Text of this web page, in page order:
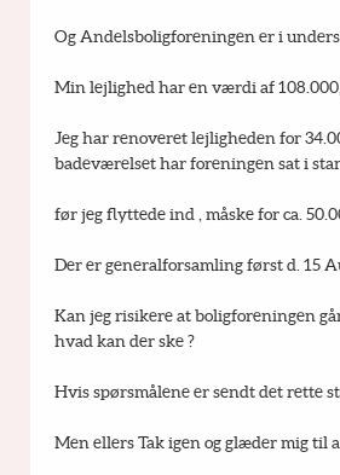
Og Andelsboligforeningen er i
Min lejlighed har en værdi af
Jeg har renoveret lejligheden for
badeværelset har foreningen sat i
før jeg flyttede ind , måske for ca.
Der er generalforsamling først d. 15
Kan jeg risikere at boligforeningen
hvad kan der ske ?
Hvis spørsmålene er sendt det rette
Men ellers Tak igen og glæder mig til